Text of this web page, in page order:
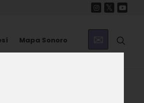
Mapa Sonoro